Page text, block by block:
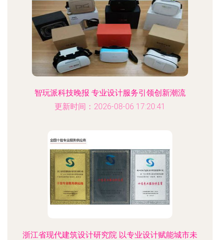
智玩派科技晚报 专业设计服务引领创新潮流
更新时间：2026-08-06 17:20:41
浙江省现代建筑设计研究院 以专业设计赋能城市未